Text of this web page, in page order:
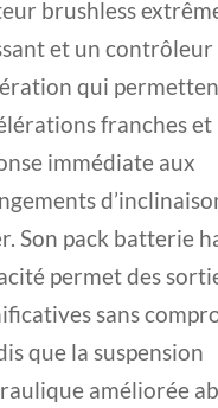
brushless
et un
qui
franches et
immédiate aux
Son pack batterie
permet des
sans
que la suspension
améliorée